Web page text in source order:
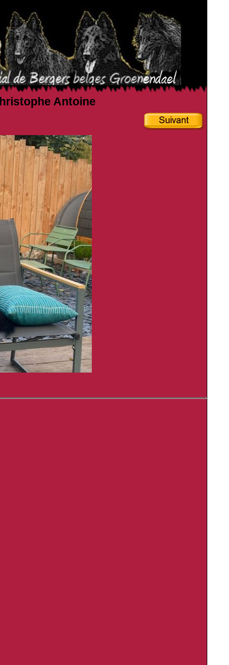
Antoine